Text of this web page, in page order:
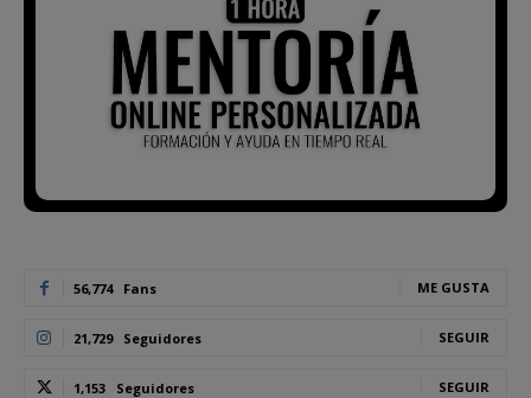
56,774 Fans ME GUSTA
21,729 Seguidores SEGUIR
1,153 Seguidores SEGUIR